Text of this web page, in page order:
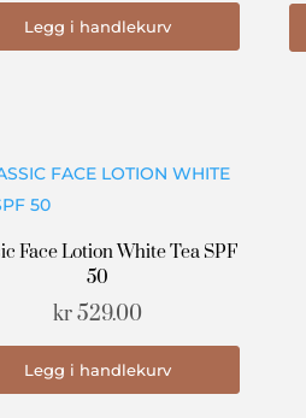
Legg i handlekurv
Face Lotion White Tea SPF
50
kr529.00
Legg i handlekurv